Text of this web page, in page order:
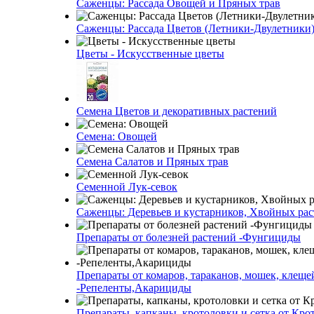
Саженцы: Рассада Овощей и Пряных трав
Саженцы: Рассада Цветов (Летники-Двулетники)
Цветы - Искусственные цветы
Семена Цветов и декоративных растений
Семена: Овощей
Семена Салатов и Пряных трав
Семенной Лук-севок
Саженцы: Деревьев и кустарников, Хвойных
Препараты от болезней растений -Фунгициды
Препараты от комаров, тараканов, мошек,
-Репеленты,Акарициды